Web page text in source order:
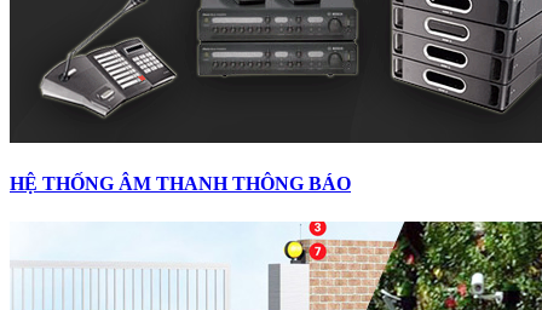
HỆ THỐNG ÂM THANH THÔNG BÁO